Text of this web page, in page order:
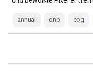
annual dnb eog